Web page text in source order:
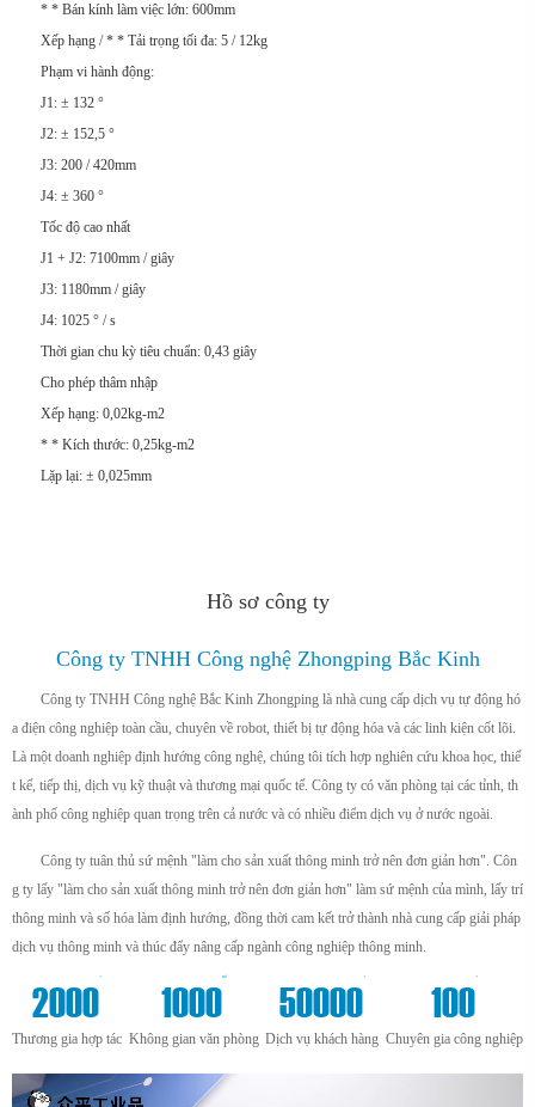
* * Bán kính làm việc lớn: 600mm
Xếp hạng / * * Tải trọng tối đa: 5 / 12kg
Phạm vi hành động:
J1: ± 132 °
J2: ± 152,5 °
J3: 200 / 420mm
J4: ± 360 °
Tốc độ cao nhất
J1 + J2: 7100mm / giây
J3: 1180mm / giây
J4: 1025 ° / s
Thời gian chu kỳ tiêu chuẩn: 0,43 giây
Cho phép thâm nhập
Xếp hạng: 0,02kg-m2
* * Kích thước: 0,25kg-m2
Lặp lại: ± 0,025mm
Hồ sơ công ty
Công ty TNHH Công nghệ Zhongping Bắc Kinh
Công ty TNHH Công nghệ Bắc Kinh Zhongping là nhà cung cấp dịch vụ tự động hó
a điện công nghiệp toàn cầu, chuyên về robot, thiết bị tự động hóa và các linh kiện cốt lõi.
Là một doanh nghiệp định hướng công nghệ, chúng tôi tích hợp nghiên cứu khoa học, thiế
t kế, tiếp thị, dịch vụ kỹ thuật và thương mại quốc tế. Công ty có văn phòng tại các tỉnh, th
ành phố công nghiệp quan trọng trên cả nước và có nhiều điểm dịch vụ ở nước ngoài.
Công ty tuân thủ sứ mệnh "làm cho sản xuất thông minh trở nên đơn giản hơn". Côn
g ty lấy "làm cho sản xuất thông minh trở nên đơn giản hơn" làm sứ mệnh của mình, lấy trí
thông minh và số hóa làm định hướng, đồng thời cam kết trở thành nhà cung cấp giải pháp
dịch vụ thông minh và thúc đẩy nâng cấp ngành công nghiệp thông minh.
2000
+
Thương gia hợp tác
1000
m²
Không gian văn phòng
50000
+
Dịch vụ khách hàng
100
+
Chuyên gia công nghiệp